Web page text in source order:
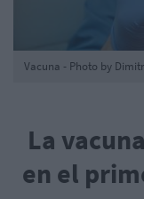
La
en el
Vacuna - Photo by